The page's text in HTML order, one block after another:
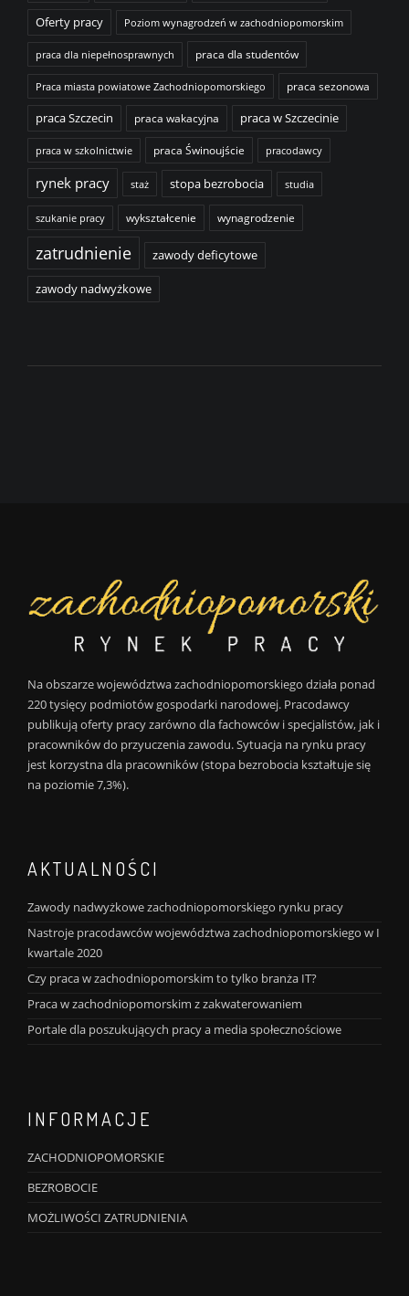
Oferty pracy Poziom wynagrodzeń w zachodniopomorskim
praca dla niepełnosprawnych praca dla studentów
Praca miasta powiatowe Zachodniopomorskiego praca sezonowa
praca Szczecin praca wakacyjna praca w Szczecinie
praca w szkolnictwie praca Świnoujście pracodawcy
rynek pracy staż stopa bezrobocia studia
szukanie pracy wykształcenie wynagrodzenie
zatrudnienie zawody deficytowe
zawody nadwyżkowe
Na obszarze województwa zachodniopomorskiego działa ponad
220 tysięcy podmiotów gospodarki narodowej. Pracodawcy
publikują oferty pracy zarówno dla fachowców i specjalistów, jak i
pracowników do przyuczenia zawodu. Sytuacja na rynku pracy
jest korzystna dla pracowników (stopa bezrobocia kształtuje się
na poziomie 7,3%).
AKTUALNOŚCI
Zawody nadwyżkowe zachodniopomorskiego rynku pracy
Nastroje pracodawców województwa zachodniopomorskiego w I
kwartale 2020
Czy praca w zachodniopomorskim to tylko branża IT?
Praca w zachodniopomorskim z zakwaterowaniem
Portale dla poszukujących pracy a media społecznościowe
INFORMACJE
ZACHODNIOPOMORSKIE
BEZROBOCIE
MOŻLIWOŚCI ZATRUDNIENIA